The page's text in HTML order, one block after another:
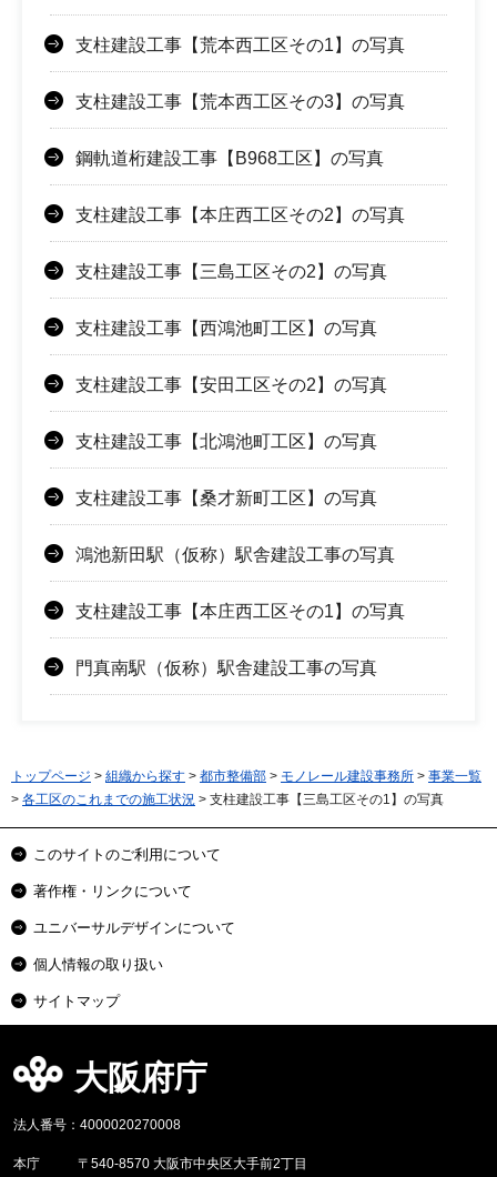
支柱建設工事【荒本西工区その1】の写真
支柱建設工事【荒本西工区その3】の写真
鋼軌道桁建設工事【B968工区】の写真
支柱建設工事【本庄西工区その2】の写真
支柱建設工事【三島工区その2】の写真
支柱建設工事【西鴻池町工区】の写真
支柱建設工事【安田工区その2】の写真
支柱建設工事【北鴻池町工区】の写真
支柱建設工事【桑才新町工区】の写真
鴻池新田駅（仮称）駅舎建設工事の写真
支柱建設工事【本庄西工区その1】の写真
門真南駅（仮称）駅舎建設工事​の写真
トップページ > 組織から探す > 都市整備部 > モノレール建設事務所 > 事業一覧
> 各工区のこれまでの施工状況 > 支柱建設工事【三島工区その1】の写真
このサイトのご利用について
著作権・リンクについて
ユニバーサルデザインについて
個人情報の取り扱い
サイトマップ
大阪府庁
法人番号：4000020270008
本庁 〒540-8570 大阪市中央区大手前2丁目